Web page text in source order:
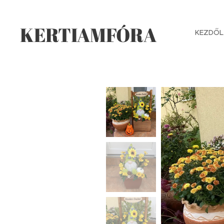
KERTIAMFÓRA